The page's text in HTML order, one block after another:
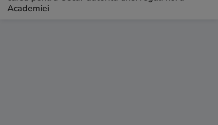
Academiei